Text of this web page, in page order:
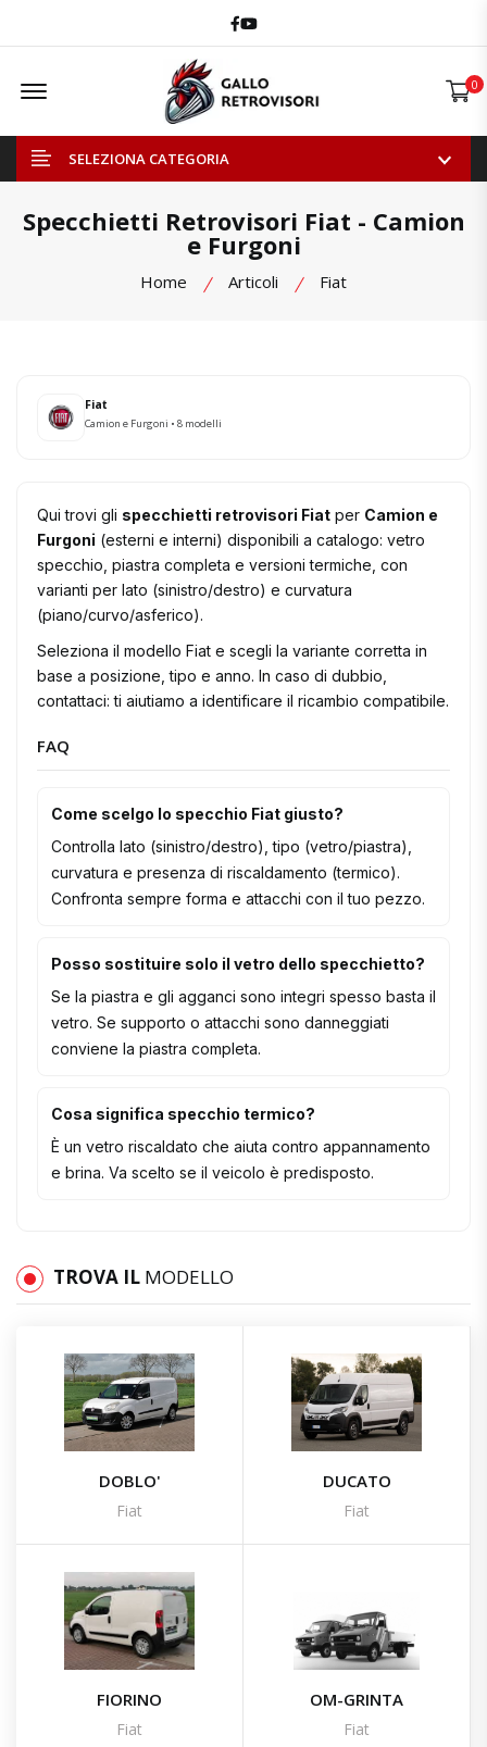
Facebook
Youtube
Offcanvas Menu Open 0
SELEZIONA CATEGORIA
Specchietti Retrovisori Fiat - Camion
e Furgoni
Home Articoli Fiat
Fiat
Camion e Furgoni • 8 modelli
Qui trovi gli specchietti retrovisori Fiat per Camion e
Furgoni (esterni e interni) disponibili a catalogo: vetro
specchio, piastra completa e versioni termiche, con
varianti per lato (sinistro/destro) e curvatura
(piano/curvo/asferico).
Seleziona il modello Fiat e scegli la variante corretta in
base a posizione, tipo e anno. In caso di dubbio,
contattaci: ti aiutiamo a identificare il ricambio compatibile.
FAQ
Come scelgo lo specchio Fiat giusto?
Controlla lato (sinistro/destro), tipo (vetro/piastra),
curvatura e presenza di riscaldamento (termico).
Confronta sempre forma e attacchi con il tuo pezzo.
Posso sostituire solo il vetro dello specchietto?
Se la piastra e gli agganci sono integri spesso basta il
vetro. Se supporto o attacchi sono danneggiati
conviene la piastra completa.
Cosa significa specchio termico?
È un vetro riscaldato che aiuta contro appannamento
e brina. Va scelto se il veicolo è predisposto.
TROVA IL MODELLO
DOBLO'
Fiat
DUCATO
Fiat
FIORINO
Fiat
OM-GRINTA
Fiat